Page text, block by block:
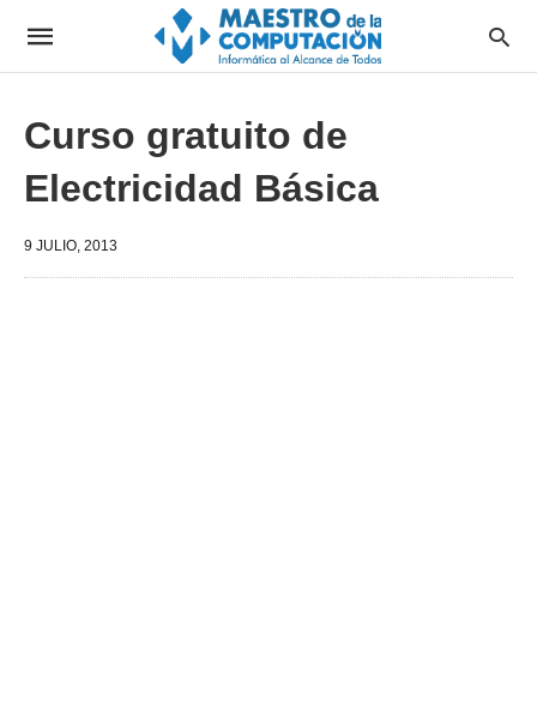
Curso gratuito de
Electricidad Básica
9 JULIO, 2013